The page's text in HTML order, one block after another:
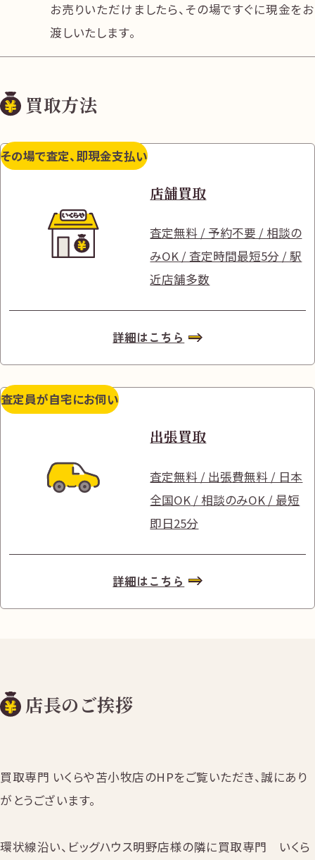
お売りいただけましたら、その場ですぐに現金をお
渡しいたします。
買取方法
その場で査定、即現金支払い
店舗買取
査定無料 / 予約不要 / 相談の
みOK / 査定時間最短5分 / 駅
近店舗多数
詳細はこちら
査定員が自宅にお伺い
出張買取
査定無料 / 出張費無料 / 日本
全国OK / 相談のみOK / 最短
即日25分
詳細はこちら
店長のご挨拶
買取専門 いくらや苫小牧店のHPをご覧いただき、誠にあり
がとうございます。
環状線沿い、ビッグハウス明野店様の隣に買取専門 いくら